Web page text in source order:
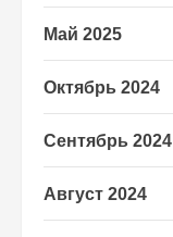
Май 2025
Октябрь 2024
Сентябрь 2024
Август 2024